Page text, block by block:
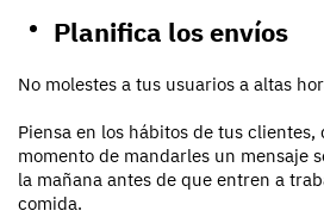
Planifica los envíos
No molestes a tus usuarios a altas
Piensa en los hábitos de tus clientes,
momento de mandarles un mensaje
la mañana antes de que entren a
comida.